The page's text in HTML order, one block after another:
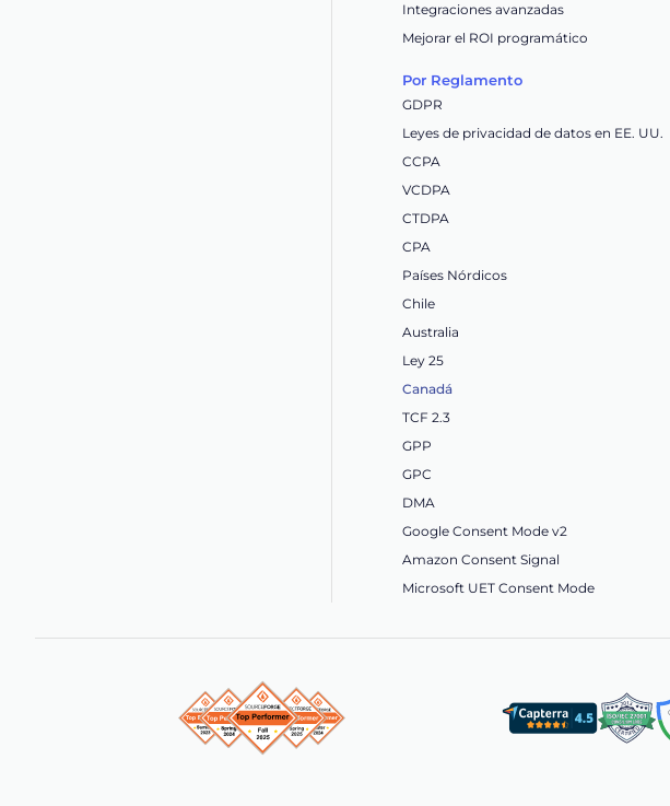
Integraciones avanzadas
Mejorar el ROI programático
Por Reglamento
GDPR
Leyes de privacidad de datos en EE. UU.
CCPA
VCDPA
CTDPA
CPA
Países Nórdicos
Chile
Australia
Ley 25
Canadá
TCF 2.3
GPP
GPC
DMA
Google Consent Mode v2
Amazon Consent Signal
Microsoft UET Consent Mode